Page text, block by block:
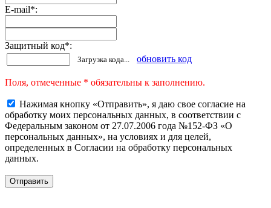
E-mail*:
Защитный код*:
Загрузка кода... обновить код
Поля, отмеченные * обязательны к заполнению.
Нажимая кнопку «Отправить», я даю свое согласие на
обработку моих персональных данных, в соответствии с
Федеральным законом от 27.07.2006 года №152-ФЗ «О
персональных данных», на условиях и для целей,
определенных в Согласии на обработку персональных
данных.